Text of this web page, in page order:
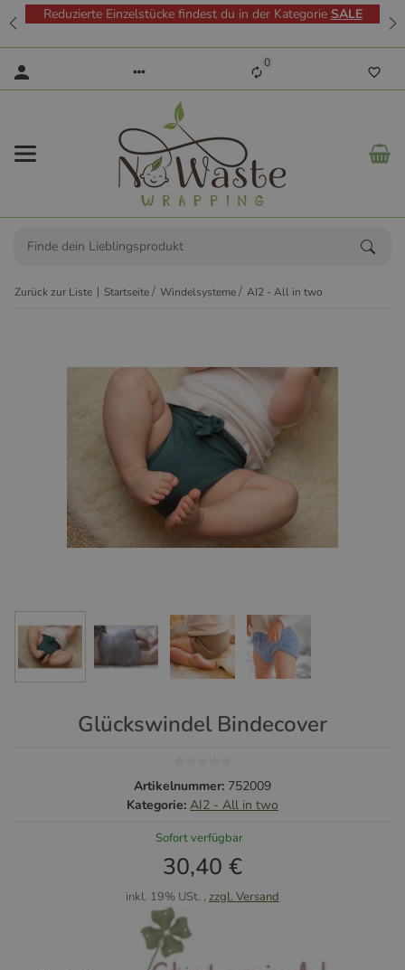
Reduzierte Einzelstücke findest du in der Kategorie SALE
0
Zurück zur Liste Startseite Windelsysteme AI2 - All in two
Glückswindel Bindecover
Artikelnummer: 752009
Kategorie: AI2 - All in two
Sofort verfügbar
30,40 €
inkl. 19% USt. , zzgl. Versand